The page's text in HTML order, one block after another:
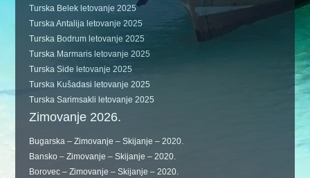
Turska Belek letovanje 2025
Turska Antalija letovanje 2025
Turska Bodrum letovanje 2025
Turska Marmaris letovanje 2025
Turska Side letovanje 2025
Turska Kušadasi letovanje 2025
Turska Sarimsakli letovanje 2025
Zimovanje 2026.
Bugarska – Zimovanje – Skijanje – 2020.
Bansko – Zimovanje – Skijanje – 2020.
Borovec – Zimovanje – Skijanje – 2020.